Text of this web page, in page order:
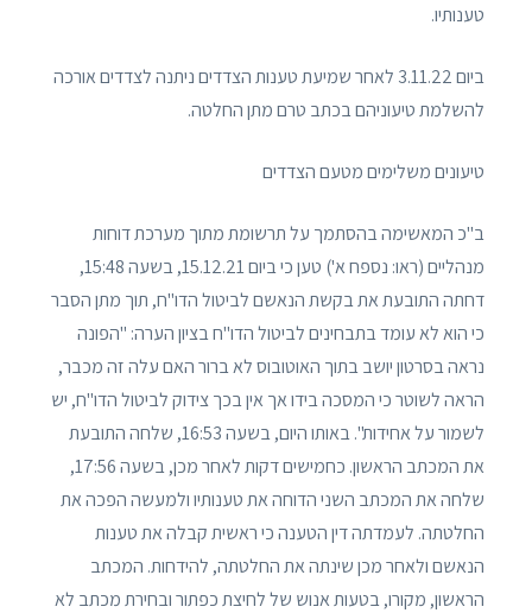
טענותיו.
ביום 3.11.22 לאחר שמיעת טענות הצדדים ניתנה לצדדים אורכה
להשלמת טיעוניהם בכתב טרם מתן החלטה.
טיעונים משלימים מטעם הצדדים
ב"כ המאשימה בהסתמך על תרשומת מתוך מערכת דוחות
מנהליים (ראו: נספח א') טען כי ביום 15.12.21, בשעה 15:48,
דחתה התובעת את בקשת הנאשם לביטול הדו"ח, תוך מתן הסבר
כי הוא לא עומד בתבחינים לביטול הדו"ח בציון הערה: "הפונה
נראה בסרטון יושב בתוך האוטובוס לא ברור האם עלה זה מכבר,
הראה לשוטר כי המסכה בידו אך אין בכך צידוק לביטול הדו"ח, יש
לשמור על אחידות". באותו היום, בשעה 16:53, שלחה התובעת
את המכתב הראשון. כחמישים דקות לאחר מכן, בשעה 17:56,
שלחה את המכתב השני הדוחה את טענותיו ולמעשה הפכה את
החלטתה. לעמדתה דין הטענה כי ראשית קבלה את טענות
הנאשם ולאחר מכן שינתה את החלטתה, להידחות. המכתב
הראשון, מקורו, בטעות אנוש של לחיצת כפתור ובחירת מכתב לא